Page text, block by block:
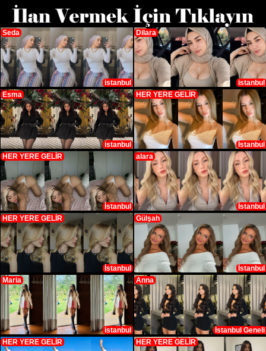
Seda
istanbul
Dilara
istanbul
Esma
istanbul
HER YERE GELİR
İstanbul
HER YERE GELİR
İstanbul
alara
İstanbul
HER YERE GELİR
İstanbul
Gülşah
İstanbul
Maria
istanbul
Anna
İstanbul Geneli
HER YERE GELİR
HER YERE GELİR